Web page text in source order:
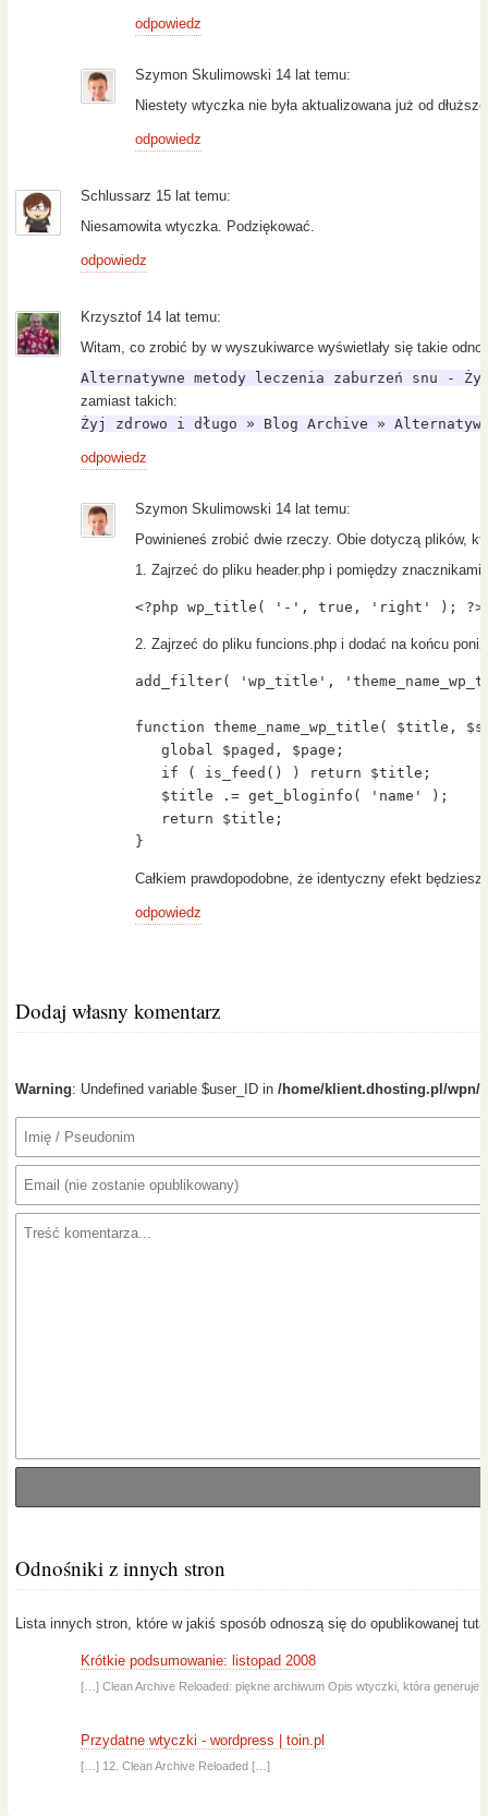
odpowiedz
Szymon Skulimowski 14 lat temu:
Niestety wtyczka nie była aktualizowana już od
odpowiedz
Schlussarz 15 lat temu:
Niesamowita wtyczka. Podziękować.
odpowiedz
Krzysztof 14 lat temu:
Witam, co zrobić by w wyszukiwarce wyświetlały się takie
Alternatywne metody leczenia zaburzeń snu -
zamiast takich:
Żyj zdrowo i długo » Blog Archive »
odpowiedz
Szymon Skulimowski 14 lat temu:
Powinieneś zrobić dwie rzeczy. Obie dotyczą plików,
1. Zajrzeć do pliku header.php i pomiędzy znacznikami
<?php wp_title( '-', true, 'right' ); ?>
2. Zajrzeć do pliku funcions.php i dodać na końcu
add_filter( 'wp_title',
function theme_name_wp_title( $title,
   global $paged, $page;
   if ( is_feed() ) return $title;
   $title .= get_bloginfo( 'name' );
   return $title;
}
Całkiem prawdopodobne, że identyczny efekt
odpowiedz
Dodaj własny komentarz
Warning: Undefined variable $user_ID in /home/klient.dhosting.pl/wpn/
Odnośniki z innych stron
Lista innych stron, które w jakiś sposób odnoszą się do opublikowanej
Krótkie podsumowanie: listopad 2008
[…] Clean Archive Reloaded: piękne archiwum Opis wtyczki, która generuje
Przydatne wtyczki - wordpress | toin.pl
[…] 12. Clean Archive Reloaded […]